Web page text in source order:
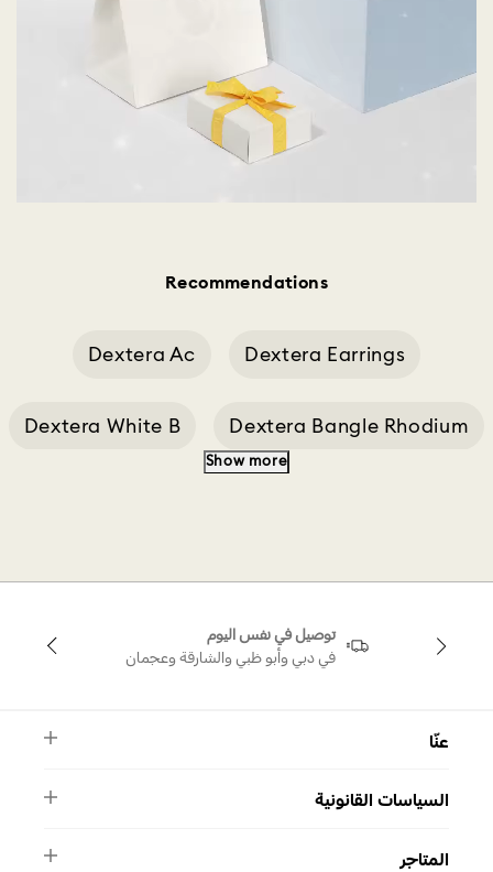
Recommendations
Dextera Earrings
Dextera Ac
Dextera Bangle Rhodium
Dextera White B
Show more
توصيل في نفس اليوم
في دبي وأبو ظبي والشارقة وعجمان
عنّا
الأسئلة الشائعة
اتصل بنا
السياسات القانونية
سياسة الخصوصية
المتاجر